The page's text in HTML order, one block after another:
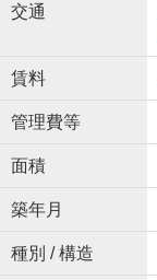
交通
賃料
管理費等
面積
築年月
種別 / 構造